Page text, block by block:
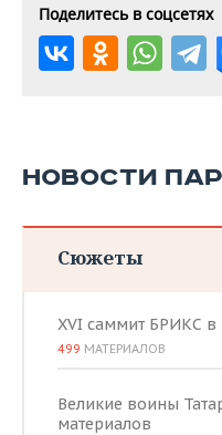
Поделитесь в соцсетях
НОВОСТИ
Сюжеты
XVI саммит БРИКС в
499 МАТЕРИАЛОВ
Великие воины
материалов